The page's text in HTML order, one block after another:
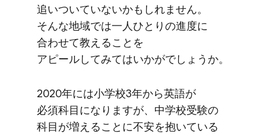
追いついていないかもしれません。​
そんな​地域では​一人​ひとりの​進度に​
合わせて​教える​ことを​
アピールしてみては​いかがでしょうか。
2020年には​小学校3年から​英語が​
必須科目になりますが、​中学校受験の​
科目が​増える​ことに​不安を​抱いている​